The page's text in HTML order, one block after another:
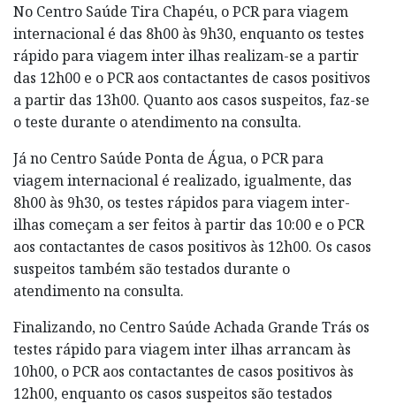
No Centro Saúde Tira Chapéu, o PCR para viagem
internacional é das 8h00 às 9h30, enquanto os testes
rápido para viagem inter ilhas realizam-se a partir
das 12h00 e o PCR aos contactantes de casos positivos
a partir das 13h00. Quanto aos casos suspeitos, faz-se
o teste durante o atendimento na consulta.
Já no Centro Saúde Ponta de Água, o PCR para
viagem internacional é realizado, igualmente, das
8h00 às 9h30, os testes rápidos para viagem inter-
ilhas começam a ser feitos à partir das 10:00 e o PCR
aos contactantes de casos positivos às 12h00. Os casos
suspeitos também são testados durante o
atendimento na consulta.
Finalizando, no Centro Saúde Achada Grande Trás os
testes rápido para viagem inter ilhas arrancam às
10h00, o PCR aos contactantes de casos positivos às
12h00, enquanto os casos suspeitos são testados